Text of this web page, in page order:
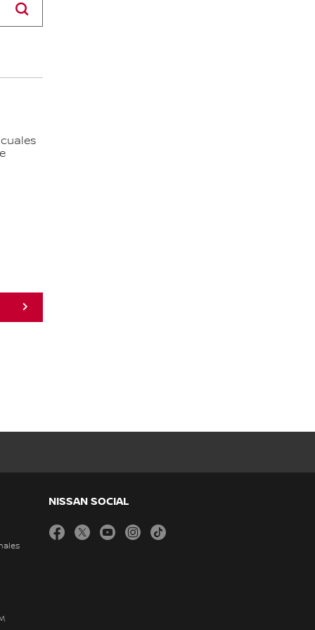
NISSAN SOCIAL
facebooktwitteryoutubeinstagram
tiktok